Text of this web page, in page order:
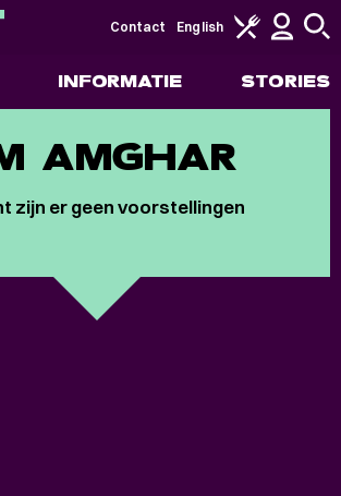
INFORMATIE STORIES
Contact English
AMGHAR
zijn er geen voorstellingen